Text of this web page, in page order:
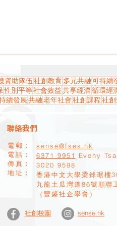
資助隊伍社創教育多元共融可持續
性別平等社會效益共享經濟循環經
續發展共融老年社會社創課程社
聯絡我們
電郵：
​電話：
​傳真：
地址：
sense@fses.hk
6371 9951
Evony
​3020 9598
香港中文大學梁銶琚樓
九龍土瓜灣道86號順聯
（豐盛社企學會）
社創校園 sense.hk